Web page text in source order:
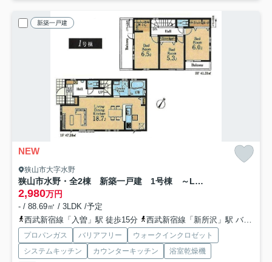
新築一戸建
NEW
狭山市大字水野
狭山市水野・全2棟 新築一戸建 1号棟 ～LDK18.7帖～
2,980万円
- / 88.69㎡ / 3LDK /予定
西武新宿線「入曽」駅 徒歩15分
西武新宿線「新所沢」駅 バス19分 西武バス「西武フラワーヒル」 停歩16分
プロパンガス バリアフリー
ウォークインクロゼット
システムキッチン
カウンターキッチン
浴室乾燥機